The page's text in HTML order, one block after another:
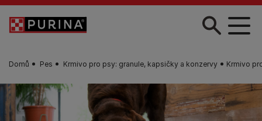
Skip to main content
Domů Pes Krmivo pro psy: granule, kapsičky a konzervy Krmivo